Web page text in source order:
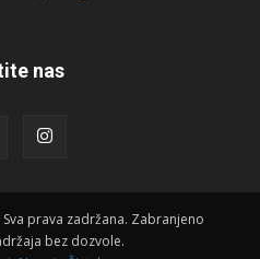
nas
prava zadržana. Zabranjeno
bez dozvole.